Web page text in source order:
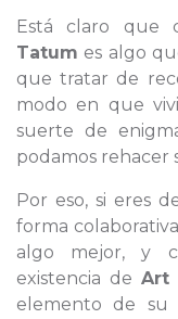
Está claro que
Tatum es algo
que tratar de
modo en que
suerte de
podamos rehacer
Por eso, si eres
forma
algo mejor, y
existencia de Art
elemento de su